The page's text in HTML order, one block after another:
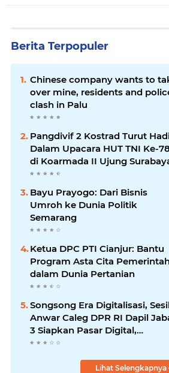
Berita Terpopuler
Chinese company wants to
over mine, residents and
clash in Palu
Pangdivif 2 Kostrad Turut
Dalam Upacara HUT TNI Ke-
di Koarmada II Ujung
Bayu Prayogo: Dari Bisnis
Umroh ke Dunia Politik
Semarang
Ketua DPC PTI Cianjur: Bantu
Program Asta Cita
dalam Dunia Pertanian
Songsong Era Digitalisasi,
Anwar Caleg DPR RI Dapil
3 Siapkan Pasar Digital,
Pemasaran Komoditas Petani
Lihat Selengkapnya